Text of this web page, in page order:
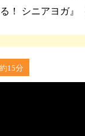
！ シニアヨガ』
約15分